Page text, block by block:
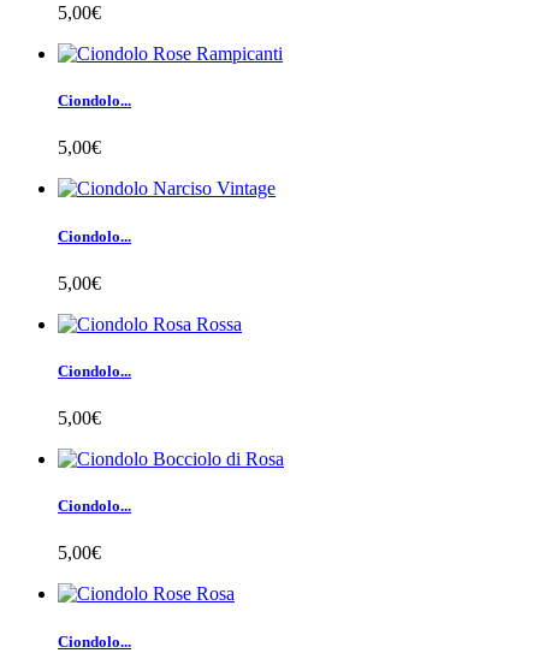
5,00€
Ciondolo...
5,00€
Ciondolo...
5,00€
Ciondolo...
5,00€
Ciondolo...
5,00€
Ciondolo...